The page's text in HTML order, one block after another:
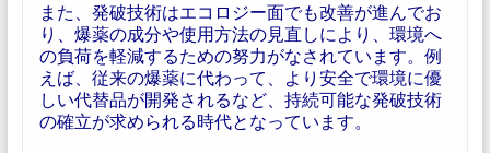
また、発破技術はエコロジー面でも改善が進んでお
り、爆薬の成分や使用方法の見直しにより、環境へ
の負荷を軽減するための努力がなされています。例
えば、従来の爆薬に代わって、より安全で環境に優
しい代替品が開発されるなど、持続可能な発破技術
の確立が求められる時代となっています。